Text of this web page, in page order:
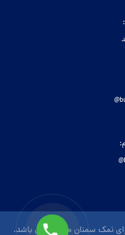
نمک سمنان محفوظ می باشد.